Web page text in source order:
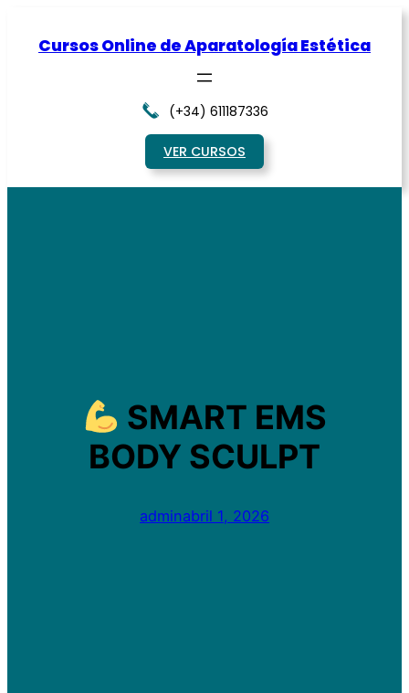
Cursos Online de Aparatología Estética
(+34) 611187336
VER CURSOS
SMART EMS
BODY SCULPT
adminabril 1, 2026